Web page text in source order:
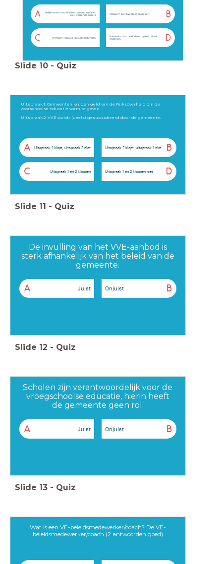
A
Gelijke kansen voor kinderen van werkende en
niet-werkende ouders.
B
Adviseren over tweetalig opvoeden.
C Vermijden risico op taalachterstanden. D
Goede start van de kinderen op het primair
onderwijs.
Slide 10 - Quiz
Uitspraak 1: Gemeenten krijgen geld van de Rijksoverheid om de
voorschoolse educatie vorm te geven.
Uitspraak 2: VVE wordt (deels) gesubsidieerd door de gemeente.
A Uitspraak 1 klopt, uitspraak 2 niet B
Uitspraak 2 klopt, uitspraak 1 niet
C Uitspraak 1 en 2 kloppen D
Uitspraak 1 en 2 kloppen niet
Slide 11 - Quiz
De invulling van het VVE-aanbod is
sterk afhankelijk van het beleid van de
gemeente.
A Juist B
Onjuist
Slide 12 - Quiz
Scholen zijn verantwoordelijk voor de
vroegschoolse educatie, hierin heeft
de gemeente geen rol.
A Juist B
Onjuist
Slide 13 - Quiz
Wat is een VE-beleidsmedewerker/coach? De VE-
beleidsmedewerker/coach (2 antwoorden goed)